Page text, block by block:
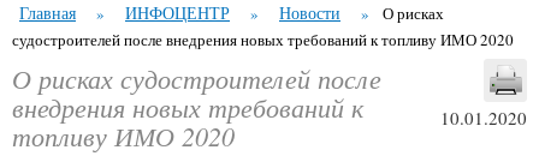
Главная » ИНФОЦЕНТР » Новости »
О рисках
судостроителей после внедрения новых требований к топливу ИМО 2020
10.01.2020
О рисках судостроителей после
внедрения новых требований к
топливу ИМО 2020